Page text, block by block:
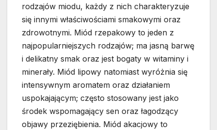
rodzajów miodu, każdy z nich charakteryzuje
się innymi właściwościami smakowymi oraz
zdrowotnymi. Miód rzepakowy to jeden z
najpopularniejszych rodzajów; ma jasną barwę
i delikatny smak oraz jest bogaty w witaminy i
minerały. Miód lipowy natomiast wyróżnia się
intensywnym aromatem oraz działaniem
uspokajającym; często stosowany jest jako
środek wspomagający sen oraz łagodzący
objawy przeziębienia. Miód akacjowy to